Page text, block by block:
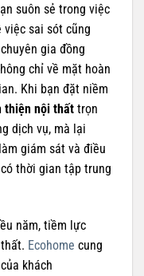
suôn sẻ trong việc
việc sai sót cũng
gia đồng
chỉ về mặt hoàn
Khi bạn đặt niềm
thiện nội thất trọn
dịch vụ, mà lại
giám sát và điều
thời gian tập trung
năm, tiềm lực
Ecohome cung
khách